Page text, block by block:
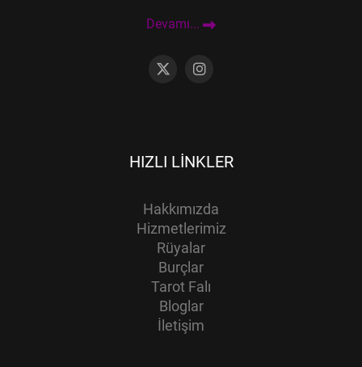
Devamı...
HIZLI LINKLER
Hakkımızda
Hizmetlerimiz
Rüyalar
Burçlar
Tarot Falı
Bloglar
İletişim